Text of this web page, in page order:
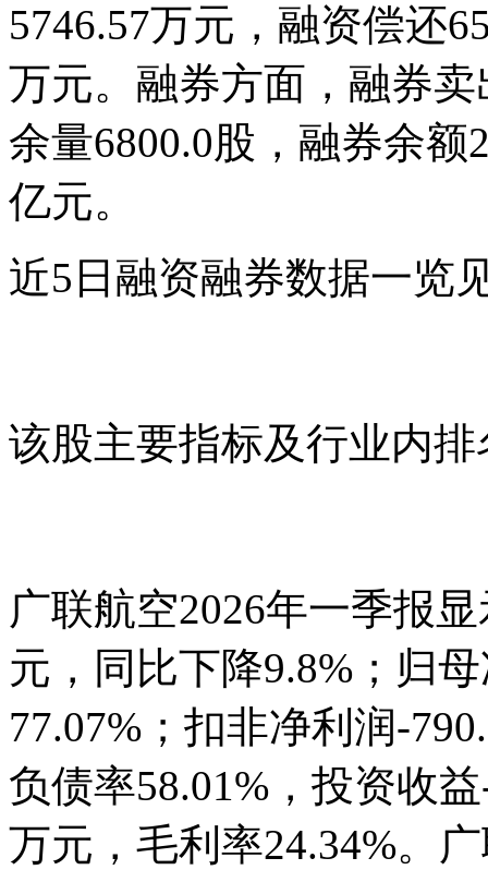
5746.57万元，融资偿还
万元。融券方面，融券
余量6800.0股，融券余额
亿元。
近5日融资融券数据一览
该股主要指标及行业内
广联航空2026年一季报
元，同比下降9.8%；归
77.07%；扣非净利润-
负债率58.01%，投资收
万元，毛利率24.34%。